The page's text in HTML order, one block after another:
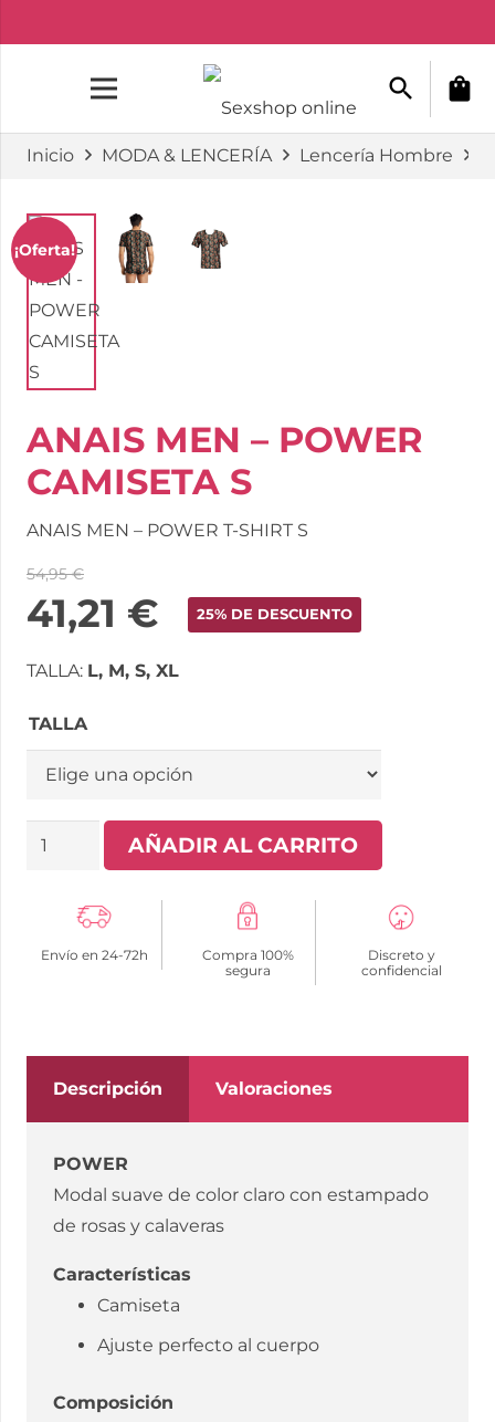
search shopping_bag
Inicio MODA & LENCERÍA Lencería Hombre
¡Oferta!
ANAIS MEN – POWER
CAMISETA S
ANAIS MEN – POWER T-SHIRT S
54,95€
41,21 € 25% DE DESCUENTO
TALLA: L, M, S, XL
TALLA
ANAIS
POWER
CAMISETA
AÑADIR AL CARRITO
Envío en 24-72h
Compra 100%
segura
Discreto y
confidencial
Descripción Valoraciones
POWER
Modal suave de color claro con estampado
de rosas y calaveras
Características
Camiseta
Ajuste perfecto al cuerpo
Composición